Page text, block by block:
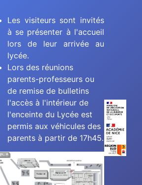
Les visiteurs sont invités
à se présenter à l'accueil
lors de leur arrivée au
lycée.
Lors des réunions
parents-professeurs ou
de remise de bulletins
l'accès à l'intérieur de
l'enceinte du Lycée est
permis aux véhicules des
parents à partir de 17h45.